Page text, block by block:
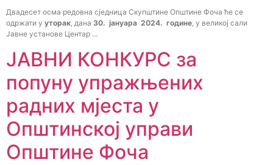
Двадесет осма редовна сједница Скупштине Општине Фоча ће се
одржати у уторак, дана 30. јануара 2024. године, у великој сали
Јавне установе Центар …
ЈАВНИ КОНКУРС за
попуну упражњених
радних мјеста у
Општинској управи
Општине Фоча